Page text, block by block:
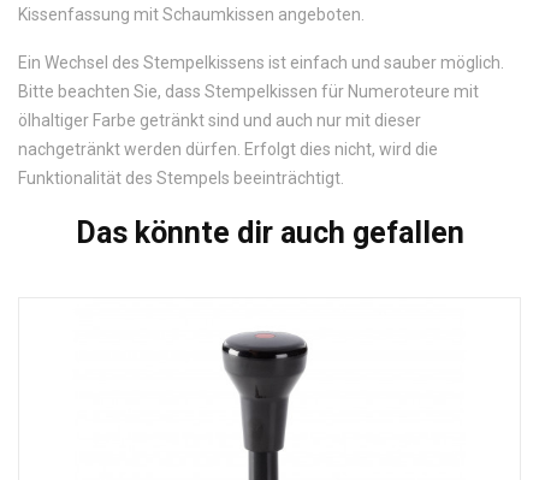
Kissenfassung mit Schaumkissen angeboten.
Ein Wechsel des Stempelkissens ist einfach und sauber möglich.
Bitte beachten Sie, dass Stempelkissen für Numeroteure mit
ölhaltiger Farbe getränkt sind und auch nur mit dieser
nachgetränkt werden dürfen. Erfolgt dies nicht, wird die
Funktionalität des Stempels beeinträchtigt.
Das könnte dir auch gefallen